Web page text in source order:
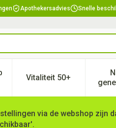
Apothekersadvies Snelle
categorie
en vitamines categorie
voor Zwangerschap en
Vitaliteit 50+Toon submenu
via de webshop zijn